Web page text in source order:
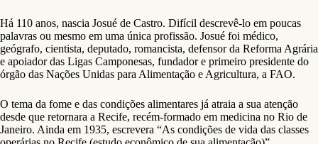
Há 110 anos, nascia Josué de Castro. Difícil descrevê-lo em poucas
palavras ou mesmo em uma única profissão. Josué foi médico,
geógrafo, cientista, deputado, romancista, defensor da Reforma Agrária
e apoiador das Ligas Camponesas, fundador e primeiro presidente do
órgão das Nações Unidas para Alimentação e Agricultura, a FAO.
O tema da fome e das condições alimentares já atraia a sua atenção
desde que retornara a Recife, recém-formado em medicina no Rio de
Janeiro. Ainda em 1935, escrevera “As condições de vida das classes